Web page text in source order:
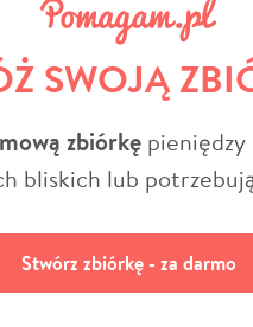
SWOJĄ
zbiórkępieniędzy
bliskich lub
Stwórz zbiórkę - za darmo